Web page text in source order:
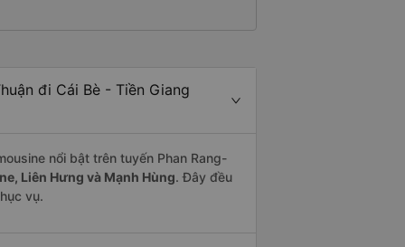
đi Cái Bè - Tiền Giang
nổi bật trên tuyến Phan Rang-
Liên Hưng và Mạnh Hùng. Đây đều
vụ.